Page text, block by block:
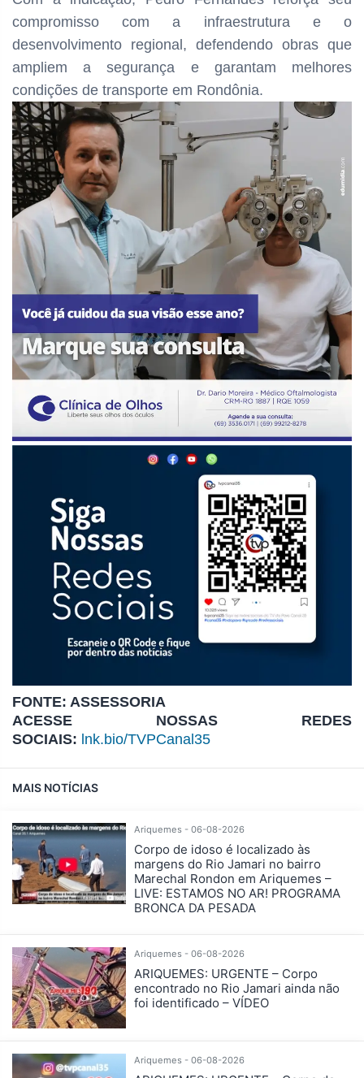
compromisso com a infraestrutura e o
desenvolvimento regional, defendendo obras que
ampliem a segurança e garantam melhores
condições de transporte em Rondônia.
FONTE: ASSESSORIA
ACESSE NOSSAS REDES
SOCIAIS: lnk.bio/TVPCanal35
MAIS NOTÍCIAS
Ariquemes - 06-08-2026
Corpo de idoso é localizado às
margens do Rio Jamari no bairro
Marechal Rondon em Ariquemes –
LIVE: ESTAMOS NO AR! PROGRAMA
BRONCA DA PESADA
Ariquemes - 06-08-2026
ARIQUEMES: URGENTE – Corpo
encontrado no Rio Jamari ainda não
foi identificado – VÍDEO
Ariquemes - 06-08-2026